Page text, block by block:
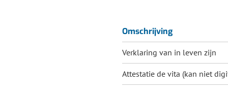
Omschrijving
Verklaring van in leven zijn
Attestatie de vita (kan niet